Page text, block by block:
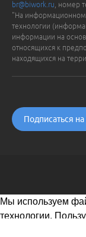
br@biwork.ru , номер
"На информационном
технологии
информации на
относящихся к
находящихся на
Подписаться на
Мы используем
технологии.